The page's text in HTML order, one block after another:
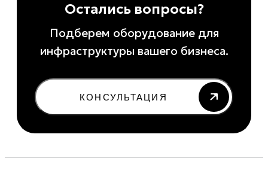
Остались вопросы?
Подберем оборудование для
инфраструктуры вашего бизнеса.
КОНСУЛЬТАЦИЯ